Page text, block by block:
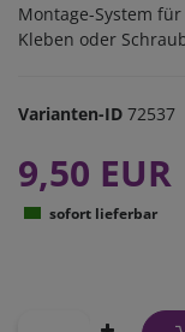
Montage-System
Kleben oder
Varianten-ID 72537
9,50 EUR
sofort lieferbar